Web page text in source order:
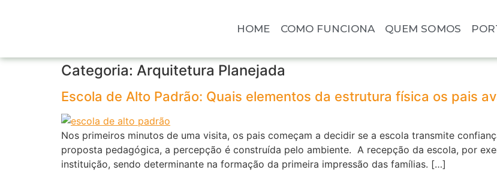
HOME COMO FUNCIONA QUEM SOMOS
Categoria: Arquitetura Planejada
Escola de Alto Padrão: Quais elementos da estrutura física os pais
Nos primeiros minutos de uma visita, os pais começam a decidir se a escola transmite
proposta pedagógica, a percepção é construída pelo ambiente. A recepção da escola, por
instituição, sendo determinante na formação da primeira impressão das famílias. […]